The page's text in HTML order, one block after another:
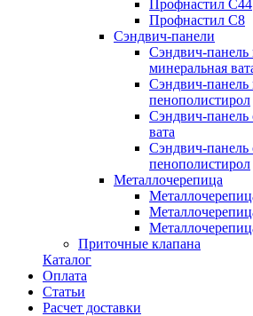
Профнастил С44
Профнастил С8
Сэндвич-панели
Сэндвич-панель
минеральная
Сэндвич-панель
пенополистирол
Сэндвич-панель
вата
Сэндвич-панель
пенополистирол
Металлочерепица
Приточные клапана
Каталог
Оплата
Статьи
Расчет доставки